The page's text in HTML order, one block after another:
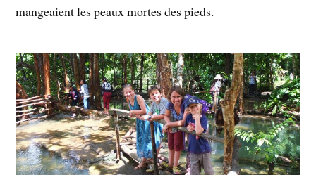
mangeaient les peaux mortes des pieds.